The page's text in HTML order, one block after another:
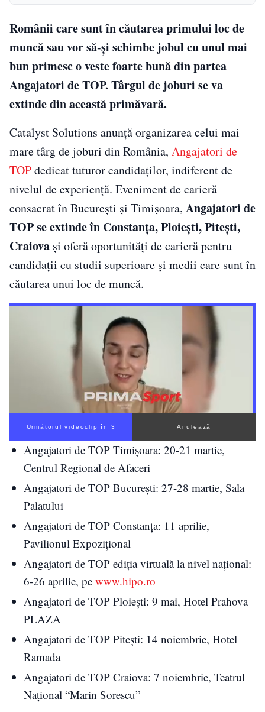
Românii care sunt în căutarea primului loc de
muncă sau vor să-şi schimbe jobul cu unul mai
bun primesc o veste foarte bună din partea
Angajatori de TOP. Târgul de joburi se va
extinde din această primăvară.
Catalyst Solutions anunță organizarea celui mai
mare târg de joburi din România, Angajatori de
TOPdedicat tuturor candidaților, indiferent de
nivelul de experiență. Eveniment de carieră
consacrat în București și Timișoara, Angajatori de
TOP se extinde în Constanța, Ploiești, Pitești,
Craiova și oferă oportunități de carieră pentru
candidații cu studii superioare și medii care sunt în
căutarea unui loc de muncă.
Următorul videoclip în 2 Anulează
Angajatori de TOP Timișoara: 20-21 martie,
Centrul Regional de Afaceri
Angajatori de TOP București: 27-28 martie, Sala
Palatului
Angajatori de TOP Constanța: 11 aprilie,
Pavilionul Expozițional
Angajatori de TOP ediția virtuală la nivel național:
6-26 aprilie, pe www.hipo.ro
Angajatori de TOP Ploiești: 9 mai, Hotel Prahova
PLAZA
Angajatori de TOP Pitești: 14 noiembrie, Hotel
Ramada
Angajatori de TOP Craiova: 7 noiembrie, Teatrul
Național “Marin Sorescu”